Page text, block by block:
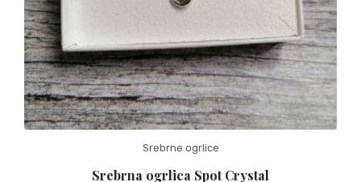
Srebrne ogrlice
Srebrna ogrlica Spot Crystal